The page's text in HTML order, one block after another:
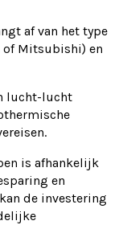
af van het type
Mitsubishi) en
lucht-lucht
is afhankelijk
en
de investering